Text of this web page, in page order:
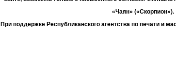
«Чаян» («Скорпион»).
При поддержке Республиканского агентства по печати и